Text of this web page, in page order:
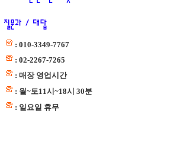
: 010-3349-7767
: 02-2267-7265
: 매장 영업시간
: 월~토11시~18시 30분
: 일요일 휴무